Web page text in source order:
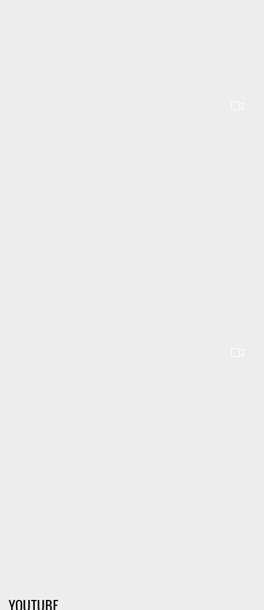
YOUTUBE